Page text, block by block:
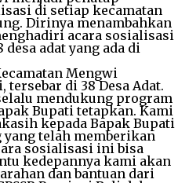
di setiap kecamatan
Dirinya menambahkan
acara sosialisasi
adat yang ada di
Mengwi
tersebar di 38 Desa Adat.
mendukung program
Bupati tetapkan. Kami
kepada Bapak Bupati
yang telah memberikan
sosialisasi ini bisa
kedepannya kami akan
dan bantuan dari